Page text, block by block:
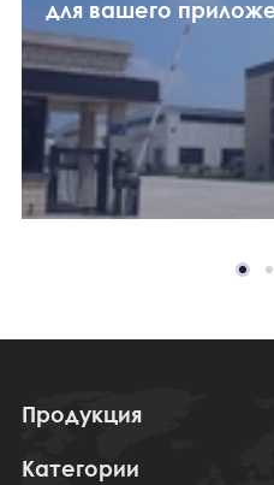
для вашего
Продукция
Категории